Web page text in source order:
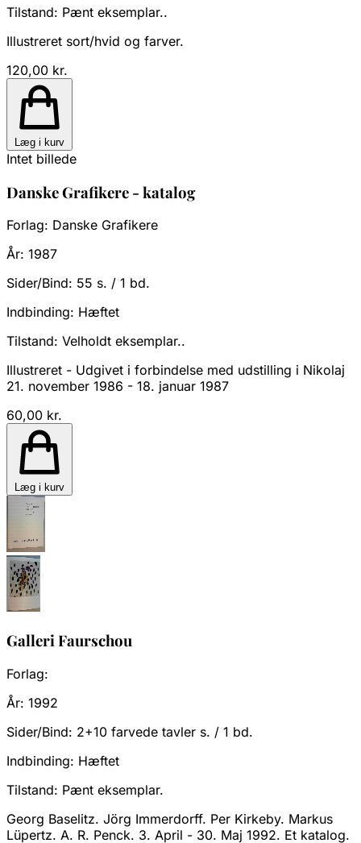
Tilstand: Pænt eksemplar..
Illustreret sort/hvid og farver.
120,00 kr.
Læg i kurv
Intet billede
Danske Grafikere - katalog
Forlag: Danske Grafikere
År: 1987
Sider/Bind: 55 s. / 1 bd.
Indbinding: Hæftet
Tilstand: Velholdt eksemplar..
Illustreret - Udgivet i forbindelse med udstilling i Nikolaj
21. november 1986 - 18. januar 1987
60,00 kr.
Læg i kurv
Galleri Faurschou
Forlag:
År: 1992
Sider/Bind: 2+10 farvede tavler s. / 1 bd.
Indbinding: Hæftet
Tilstand: Pænt eksemplar.
Georg Baselitz. Jörg Immerdorff. Per Kirkeby. Markus
Lüpertz. A. R. Penck. 3. April - 30. Maj 1992. Et katalog.